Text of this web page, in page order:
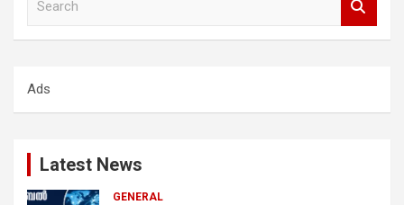
h
Ads
Latest News
GENERAL